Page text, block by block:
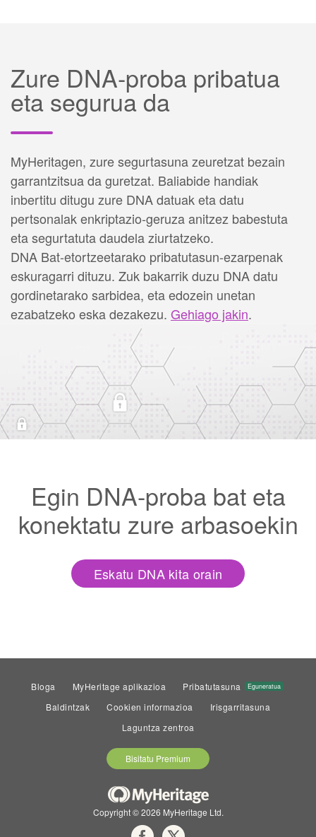
Zure DNA-proba pribatua
eta segurua da
MyHeritagen, zure segurtasuna zeuretzat bezain
garrantzitsua da guretzat. Baliabide handiak
inbertitu ditugu zure DNA datuak eta datu
pertsonalak enkriptazio-geruza anitzez babestuta
eta segurtatuta daudela ziurtatzeko.
DNA Bat-etortzeetarako pribatutasun-ezarpenak
eskuragarri dituzu. Zuk bakarrik duzu DNA datu
gordinetarako sarbidea, eta edozein unetan
ezabatzeko eska dezakezu. Gehiago jakin.
Egin DNA-proba bat eta
konektatu zure arbasoekin
Eskatu DNA kita orain
Bloga MyHeritage aplikazioa Pribatutasuna Eguneratua
Baldintzak Cookien informazioa
Irisgarritasuna
Laguntza zentroa
Bisitatu Premium
Copyright © 2026 MyHeritage Ltd.